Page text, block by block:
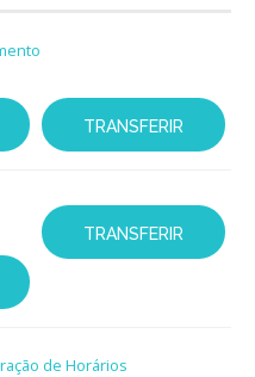
TRANSFERIR
TRANSFERIR
de Horários